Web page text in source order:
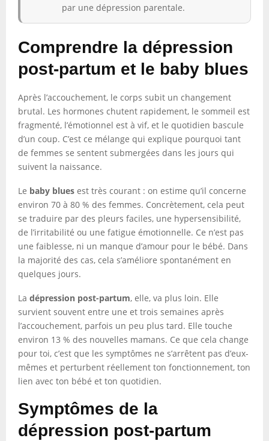
par une dépression parentale.
Comprendre la dépression
post-partum et le baby blues
Après l’accouchement, le corps subit un changement
brutal. Les hormones chutent rapidement, le sommeil est
fragmenté, l’émotionnel est à vif, et le quotidien bascule
d’un coup. C’est ce mélange qui explique pourquoi tant
de femmes se sentent submergées dans les jours qui
suivent la naissance.
Le baby blues est très courant : on estime qu’il concerne
environ 70 à 80 % des femmes. Concrètement, cela peut
se traduire par des pleurs faciles, une hypersensibilité,
de l’irritabilité ou une fatigue émotionnelle. Ce n’est pas
une faiblesse, ni un manque d’amour pour le bébé. Dans
la majorité des cas, cela s’améliore spontanément en
quelques jours.
La dépression post-partum, elle, va plus loin. Elle
survient souvent entre une et trois semaines après
l’accouchement, parfois un peu plus tard. Elle touche
environ 13 % des nouvelles mamans. Ce que cela change
pour toi, c’est que les symptômes ne s’arrêtent pas d’eux-
mêmes et perturbent réellement ton fonctionnement, ton
lien avec ton bébé et ton quotidien.
Symptômes de la
dépression post-partum